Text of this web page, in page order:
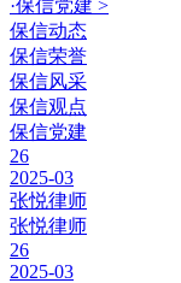
·保信党建 >
保信动态
保信荣誉
保信风采
保信观点
保信党建
26
2025-03
张悦律师
张悦律师
26
2025-03